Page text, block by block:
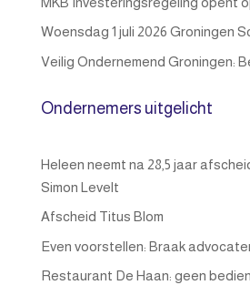
Woensdag 1 juli 2026 Groningen
Veilig Ondernemend Groningen:
Ondernemers uitgelicht
Heleen neemt na 28,5 jaar
Simon Levelt
Afscheid Titus Blom
Even voorstellen: Braak
Restaurant De Haan: geen